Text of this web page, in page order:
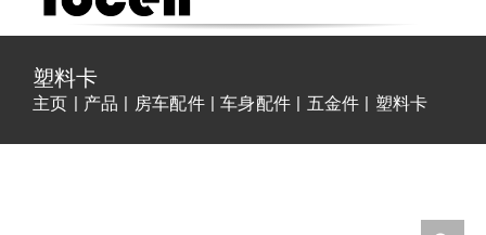
塑料卡
主页 产品 房车配件 车身配件 五金件 塑料卡